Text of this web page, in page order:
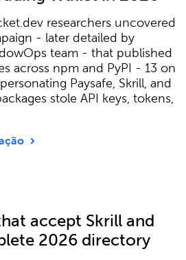
researchers uncovered
- later detailed by
team - that published
across npm and PyPI - 13 on
Paysafe, Skrill, and
stole API keys, tokens,
accept Skrill and
2026 directory